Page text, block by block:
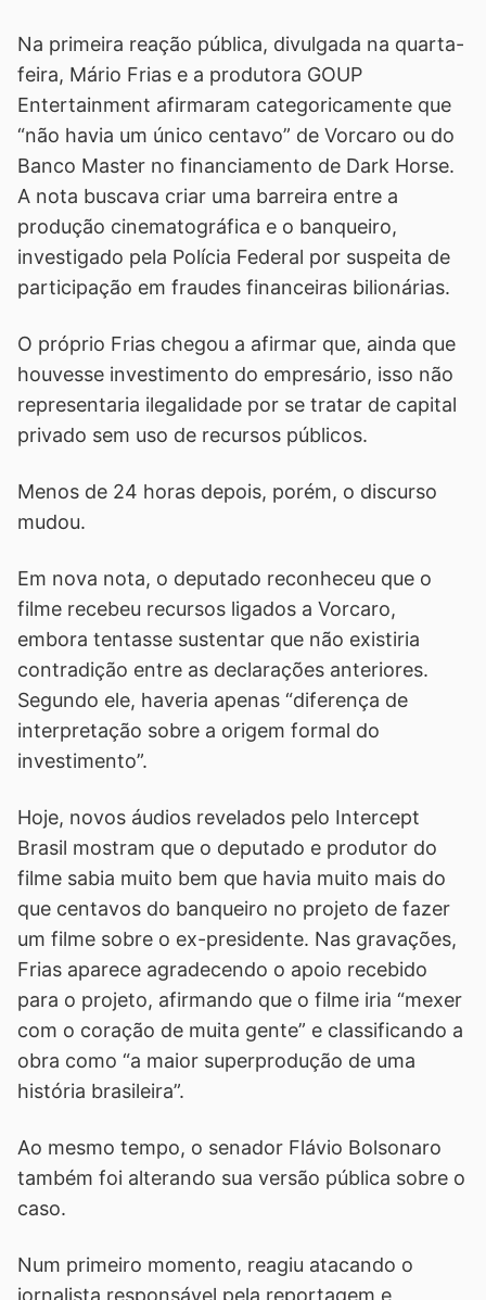
Na primeira reação pública, divulgada na quarta-
feira, Mário Frias e a produtora GOUP
Entertainment afirmaram categoricamente que
“não havia um único centavo” de Vorcaro ou do
Banco Master no financiamento de Dark Horse.
A nota buscava criar uma barreira entre a
produção cinematográfica e o banqueiro,
investigado pela Polícia Federal por suspeita de
participação em fraudes financeiras bilionárias.
O próprio Frias chegou a afirmar que, ainda que
houvesse investimento do empresário, isso não
representaria ilegalidade por se tratar de capital
privado sem uso de recursos públicos.
Menos de 24 horas depois, porém, o discurso
mudou.
Em nova nota, o deputado reconheceu que o
filme recebeu recursos ligados a Vorcaro,
embora tentasse sustentar que não existiria
contradição entre as declarações anteriores.
Segundo ele, haveria apenas “diferença de
interpretação sobre a origem formal do
investimento”.
Hoje, novos áudios revelados pelo Intercept
Brasil mostram que o deputado e produtor do
filme sabia muito bem que havia muito mais do
que centavos do banqueiro no projeto de fazer
um filme sobre o ex-presidente. Nas gravações,
Frias aparece agradecendo o apoio recebido
para o projeto, afirmando que o filme iria “mexer
com o coração de muita gente” e classificando a
obra como “a maior superprodução de uma
história brasileira”.
Ao mesmo tempo, o senador Flávio Bolsonaro
também foi alterando sua versão pública sobre o
caso.
Num primeiro momento, reagiu atacando o
jornalista responsável pela reportagem e